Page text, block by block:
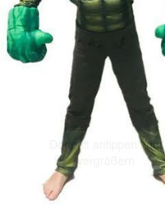
Doppelt antippen zum
vergrößern